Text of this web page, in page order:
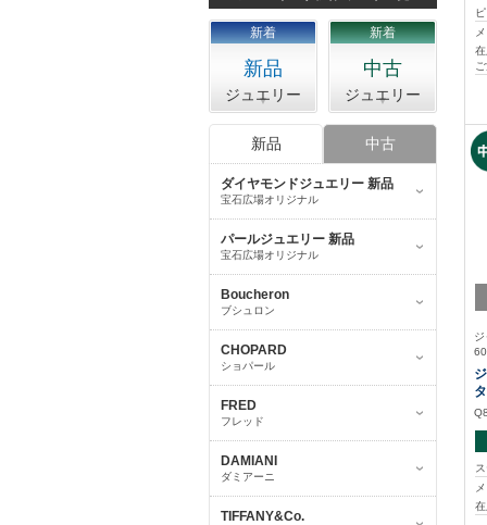
新着
新品
ジュエリー
新着
中古
ジュエリー
新品 中古
ダイヤモンドジュエリー 新品
宝石広場オリジナル
パールジュエリー 新品
宝石広場オリジナル
Boucheron
ブシュロン
CHOPARD
ショパール
FRED
フレッド
DAMIANI
ダミアーニ
TIFFANY&Co.